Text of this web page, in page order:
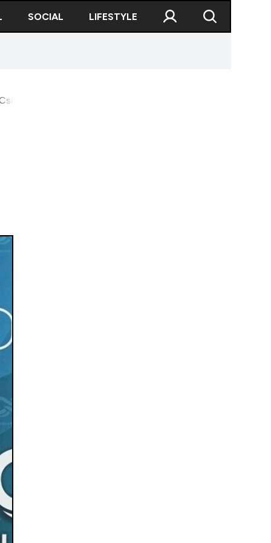
SOCIAL LIFESTYLE
primește închisoare cu suspendare după ce a fost prins